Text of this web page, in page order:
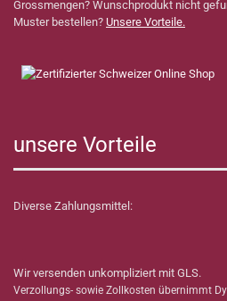
Grossmengen? Wunschprodukt nicht
Muster bestellen? Unsere Vorteile.
unsere Vorteile
Diverse Zahlungsmittel:
Wir versenden unkompliziert mit GLS.
Verzollungs- sowie Zollkosten übernimmt